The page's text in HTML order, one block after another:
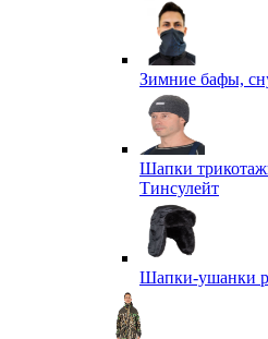
Зимние бафы,
Шапки
Тинсулейт
Шапки-ушанки